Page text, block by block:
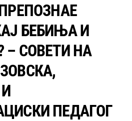
БЕБИЊА И
СОВЕТИ НА
ПЕДАГОГ